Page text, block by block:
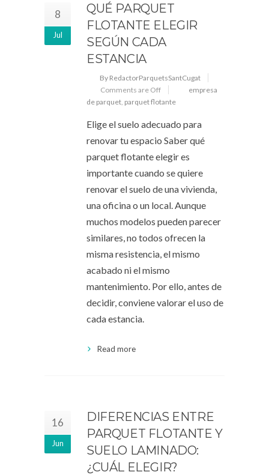
8
Jul
QUÉ PARQUET
FLOTANTE ELEGIR
SEGÚN CADA
ESTANCIA
By RedactorParquetsSantCugat
Comments are Off
empresa
de parquet parquet flotante
Elige el suelo adecuado para
renovar tu espacio Saber qué
parquet flotante elegir es
importante cuando se quiere
renovar el suelo de una vivienda,
una oficina o un local. Aunque
muchos modelos pueden parecer
similares, no todos ofrecen la
misma resistencia, el mismo
acabado ni el mismo
mantenimiento. Por ello, antes de
decidir, conviene valorar el uso de
cada estancia.
Read more
16
Jun
DIFERENCIAS ENTRE
PARQUET FLOTANTE Y
SUELO LAMINADO:
¿CUÁL ELEGIR?